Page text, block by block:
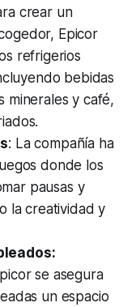
crear un
Epicor
refrigerios
bebidas
minerales y café,
: La compañía ha
donde los
pausas y
la creatividad y
se asegura
un espacio